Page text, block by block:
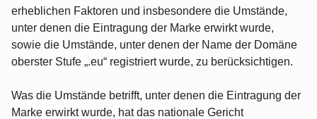
erheblichen Faktoren und insbesondere die Umstände,
unter denen die Eintragung der Marke erwirkt wurde,
sowie die Umstände, unter denen der Name der Domäne
oberster Stufe „.eu“ registriert wurde, zu berücksichtigen.
Was die Umstände betrifft, unter denen die Eintragung der
Marke erwirkt wurde, hat das nationale Gericht